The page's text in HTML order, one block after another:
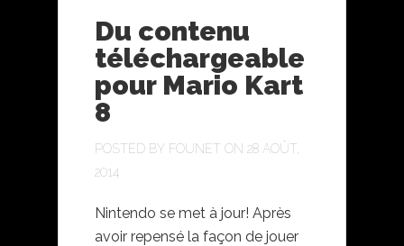
Du contenu
téléchargeable
pour Mario Kart
8
POSTED BY FOUNET ON 28 AOÛT,
2014
Nintendo se met à jour! Après
avoir repensé la façon de jouer